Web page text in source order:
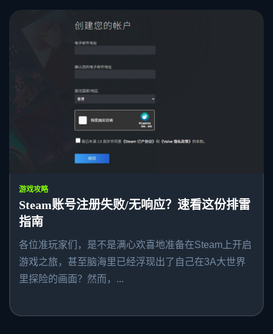
游戏攻略
Steam账号注册失败/无响应？速看这份排雷
指南
各位准玩家们，是不是满心欢喜地准备在Steam上开启
游戏之旅，甚至脑海里已经浮现出了自己在3A大世界
里探险的画面？然而，...